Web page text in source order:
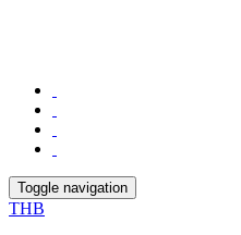
Toggle navigation
THB